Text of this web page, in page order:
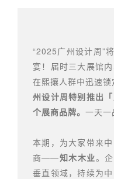
“2025广州设计周”
宴！届时三大展馆
在熙攘人群中迅速锁
州设计周特别推出
个展商品牌。 一天一
本期，为大家带来
商——知木木业。
垂直领域，持续为